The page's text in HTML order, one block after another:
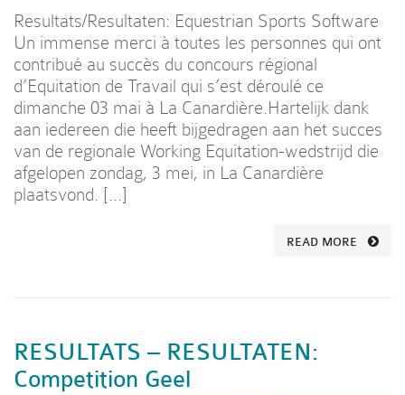
Resultats/Resultaten: Equestrian Sports Software
Un immense merci à toutes les personnes qui ont
contribué au succès du concours régional
d’Equitation de Travail qui s’est déroulé ce
dimanche 03 mai à La Canardière.Hartelijk dank
aan iedereen die heeft bijgedragen aan het succes
van de regionale Working Equitation-wedstrijd die
afgelopen zondag, 3 mei, in La Canardière
plaatsvond. […]
READ MORE
RESULTATS – RESULTATEN:
Competition Geel